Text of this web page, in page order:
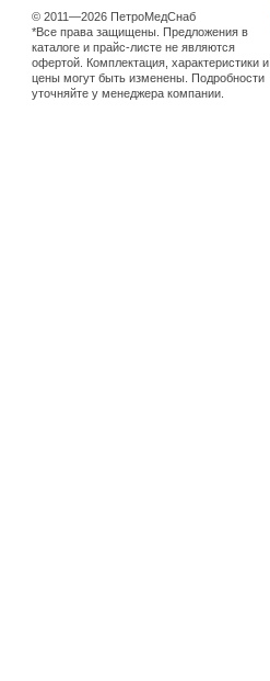
© 2011—2026 ПетроМедСнаб
*Все права защищены. Предложения в
каталоге и прайс-листе не являются
офертой. Комплектация, характеристики и
цены могут быть изменены. Подробности
уточняйте у менеджера компании.